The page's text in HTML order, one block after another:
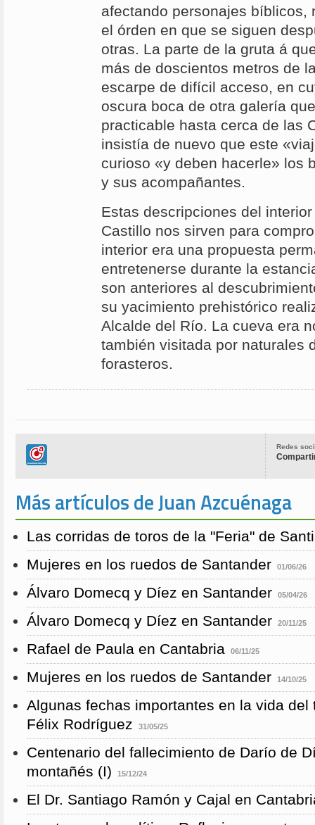
afectando personajes bíblicos,
el órden en que se siguen
otras. La parte de la gruta á
más de doscientos metros de
escarpe de difícil acceso, en
oscura boca de otra galería
practicable hasta cerca de las
insistía de nuevo que este
curioso «y deben hacerle» los
y sus acompañantes.
Estas descripciones del
Castillo nos sirven para
interior era una propuesta
entretenerse durante la
son anteriores al
su yacimiento prehistórico
Alcalde del Río. La cueva era
también visitada por naturales
forasteros.
Redes
Más artículos de Juan Azcuénaga
Las corridas de toros de la "Feria" de
Mujeres en los ruedos de Santander
01/06/26
Álvaro Domecq y Díez en Santander 05/04/26
Álvaro Domecq y Díez en Santander 20/11/25
Rafael de Paula en Cantabria 06/11/25
Mujeres en los ruedos de Santander 14/10/25
Algunas fechas importantes en la vida del
Félix Rodríguez
31/05/25
Centenario del fallecimiento de Darío de
montañés (I)
15/12/24
El Dr. Santiago Ramón y Cajal en